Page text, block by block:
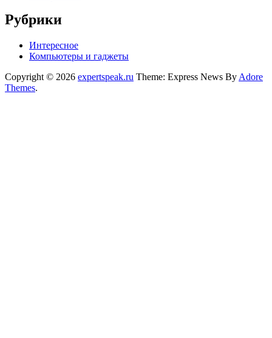
Рубрики
Интересное
Компьютеры и гаджеты
Copyright © 2026 expertspeak.ru Theme: Express News By Adore
Themes.